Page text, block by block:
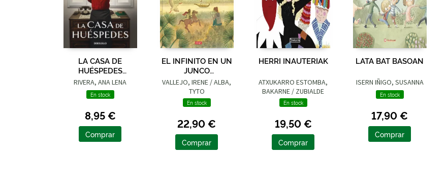
LA CASA DE
HUÉSPEDES
(EDICIÓN LIMITADA ·
VERANO)
RIVERA, ANA LENA
En stock
8,95 €
Comprar
EL INFINITO EN UN
JUNCO
(ADAPTACIÓN
GRÁFICA)
VALLEJO, IRENE / ALBA,
TYTO
En stock
22,90 €
Comprar
HERRI INAUTERIAK
ATXUKARRO ESTOMBA,
BAKARNE / ZUBIALDE
GRAJIRENA, IZASKUN
En stock
19,50 €
Comprar
LATA BAT BASOAN
ISERN IÑIGO, SUSANNA
En stock
17,90 €
Comprar